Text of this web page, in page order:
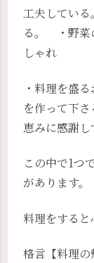
工夫してい
る。 ・野菜
しゃれ
・料理を盛
を作って下
恵みに感謝し
この中で1つ
があります。
料理をすると
格言【料理の